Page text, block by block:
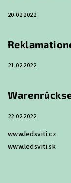
20.02.2022
21.02.2022
22.02.2022
www.ledsviti.cz
www.ledsviti.sk